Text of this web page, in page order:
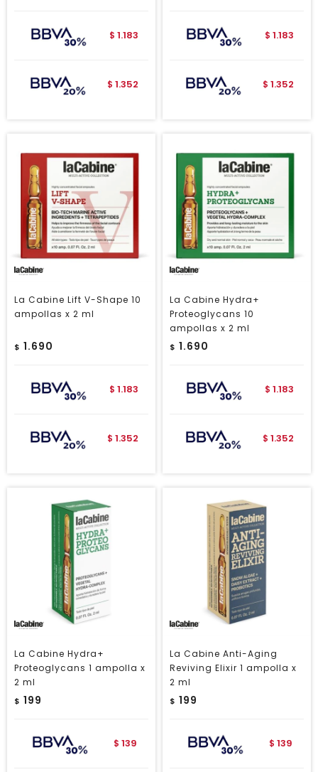
$ 1.183
$ 1.352
$ 1.183
$ 1.352
La Cabine Lift V-Shape 10
ampollas x 2 ml
$ 1.690
$ 1.183
$ 1.352
La Cabine Hydra+
Proteoglycans 10
ampollas x 2 ml
$ 1.690
$ 1.183
$ 1.352
La Cabine Hydra+
Proteoglycans 1 ampolla x
2 ml
$ 199
$ 139
La Cabine Anti-Aging
Reviving Elixir 1 ampolla x
2 ml
$ 199
$ 139